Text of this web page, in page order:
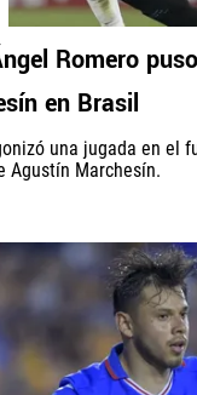
Romero
en Brasil
una jugada en el
Agustín Marchesín.